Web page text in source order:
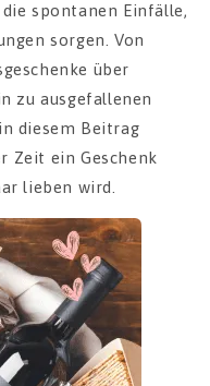
spontanen Einfälle,
sorgen. Von
über
zu ausgefallenen
diesem Beitrag
Zeit ein Geschenk
lieben wird.